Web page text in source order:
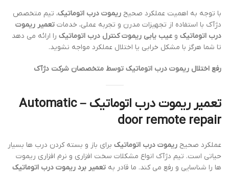
با توجه به اهمیت عملکرد صحیح ریموت درب اتوماتیک، تیم متخصص
دژآک با استفاده از تجهیزات مدرن و تجربه عملی، خدمات تعمیر ریموت
درب اتوماتیک و عیب یابی ریموت کنترل درب اتوماتیک را ارائه می دهد
تا شما هرگز با مشکل خرابی یا اختلال عملکرد مواجه نشوید.
رفع اختلال ریموت درب اتوماتیک توسط متخصصان شرکت دژآک
تعمیر ریموت درب اتوماتیک – Automatic
door remote repair
عملکرد صحیح ریموت درب اتوماتیک برای باز و بسته کردن درب ها بسیار
حیاتی است. تیم دژآک انواع مشکلات سخت افزاری و نرم افزاری ریموت
ها را شناسایی و رفع می کند. ما قادر به تعمیر برد ریموت درب اتوماتیک